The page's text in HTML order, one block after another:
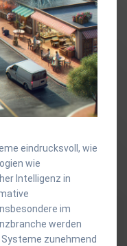
eindrucksvoll, wie
wie
Intelligenz in
im
werden
zunehmend